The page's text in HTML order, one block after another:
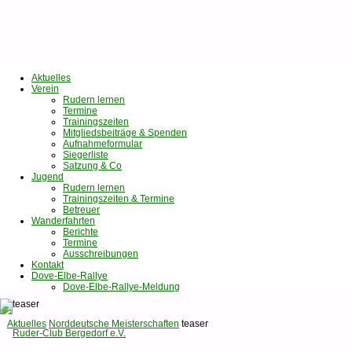
Aktuelles
Verein
Rudern lernen
Termine
Trainingszeiten
Mitgliedsbeiträge & Spenden
Aufnahmeformular
Siegerliste
Satzung & Co
Jugend
Rudern lernen
Trainingszeiten & Termine
Betreuer
Wanderfahrten
Berichte
Termine
Ausschreibungen
Kontakt
Dove-Elbe-Rallye
Dove-Elbe-Rallye-Meldung
Startseite
Aktuelles Norddeutsche Meisterschaften teaser